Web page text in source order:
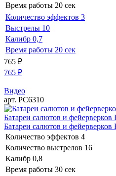
Время работы 20 сек
Количество эффектов 3
Выстрелы 10
Калибр 0,7
Время работы 20 сек
765 ₽
765 ₽
Видео
арт. РС6310
Батареи салютов и
Батареи салютов и
Количество эффектов 4
Количество выстрелов 16
Калибр 0,8
Время работы 30 сек